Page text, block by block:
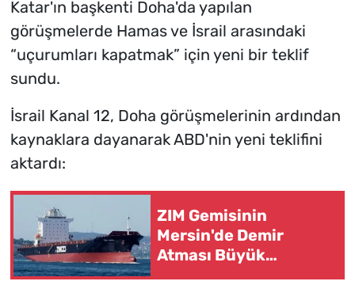
Katar'ın başkenti Doha'da yapılan
görüşmelerde Hamas ve İsrail arasındaki
“uçurumları kapatmak” için yeni bir teklif
sundu.
İsrail Kanal 12, Doha görüşmelerinin ardından
kaynaklara dayanarak ABD'nin yeni teklifini
aktardı:
ZIM Gemisinin
Mersin'de Demir
Atması Büyük
Tepkilere Neden Oldu